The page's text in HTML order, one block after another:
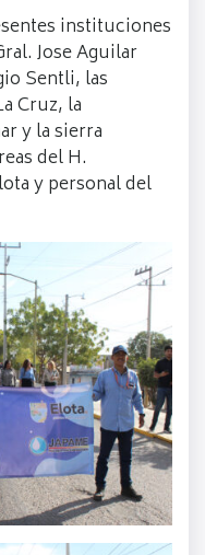
instituciones
Jose Aguilar
Sentli, las
Cruz, la
y la sierra
del H.
y personal del